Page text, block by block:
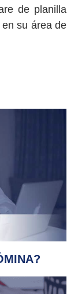
de planilla
su área de